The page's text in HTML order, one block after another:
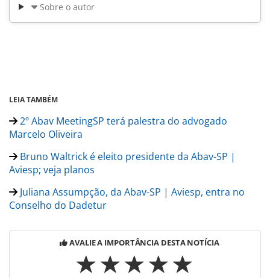
Sobre o autor
LEIA TAMBÉM
2º Abav MeetingSP terá palestra do advogado
Marcelo Oliveira
Bruno Waltrick é eleito presidente da Abav-SP |
Aviesp; veja planos
Juliana Assumpção, da Abav-SP | Aviesp, entra no
Conselho do Dadetur
AVALIE A IMPORTÂNCIA DESTA NOTÍCIA